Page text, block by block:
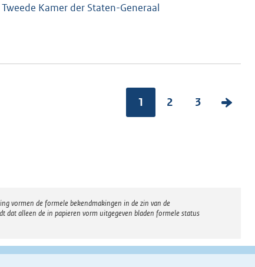
Tweede Kamer der Staten-Generaal
1 2 3
V
p
vormen de formele bekendmakingen in de zin van de
dat alleen de in papieren vorm uitgegeven bladen formele status